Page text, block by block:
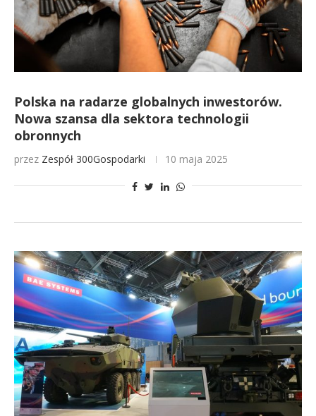
Polska na radarze globalnych inwestorów.
Nowa szansa dla sektora technologii
obronnych
przez Zespół 300Gospodarki 10 maja 2025